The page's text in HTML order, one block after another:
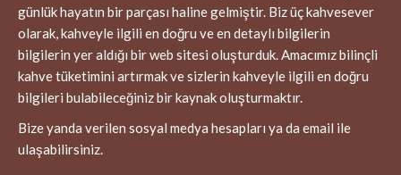
günlük hayatın bir parçası haline gelmiştir. Biz üç kahvesever
olarak, kahveyle ilgili en doğru ve en detaylı bilgilerin
bilgilerin yer aldığı bir web sitesi oluşturduk. Amacımız bilinçli
kahve tüketimini artırmak ve sizlerin kahveyle ilgili en doğru
bilgileri bulabileceğiniz bir kaynak oluşturmaktır.
Bize yanda verilen sosyal medya hesapları ya da email ile
ulaşabilirsiniz.